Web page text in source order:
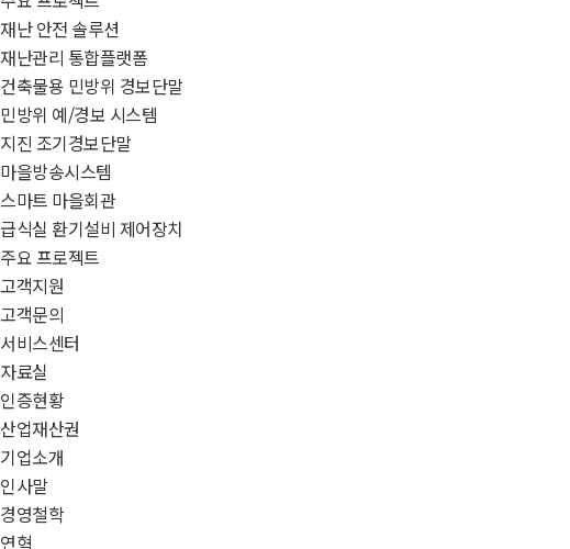
재난 안전 솔루션
재난관리 통합플랫폼
건축물용 민방위 경보단말
민방위 예/경보 시스템
지진 조기경보단말
마을방송시스템
스마트 마을회관
급식실 환기설비 제어장치
주요 프로젝트
고객지원
고객문의
서비스센터
자료실
인증현황
산업재산권
기업소개
인사말
경영철학
연혁